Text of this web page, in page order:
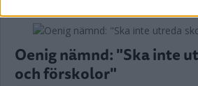
Oenig nämnd: "Ska inte
och förskolor"